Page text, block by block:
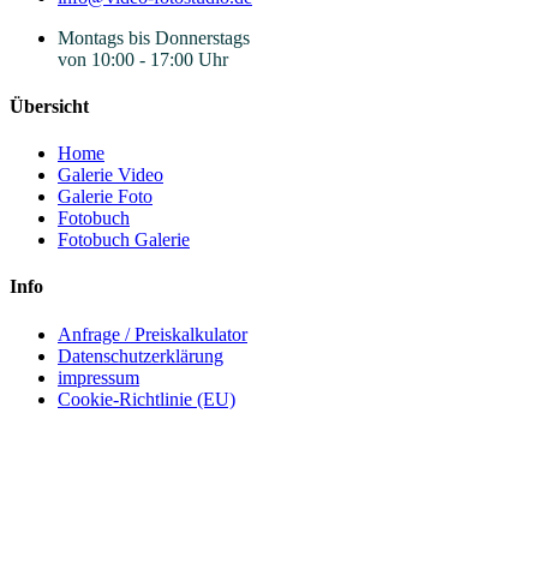
Montags bis Donnerstags
von 10:00 - 17:00 Uhr
Übersicht
Home
Galerie Video
Galerie Foto
Fotobuch
Fotobuch Galerie
Info
Anfrage / Preiskalkulator
Datenschutzerklärung
impressum
Cookie-Richtlinie (EU)